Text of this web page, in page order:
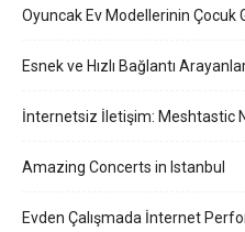
Oyuncak Ev Modellerinin Çocuk
Esnek ve Hızlı Bağlantı
İnternetsiz İletişim: Meshtastic
Amazing Concerts in Istanbul
Evden Çalışmada İnternet